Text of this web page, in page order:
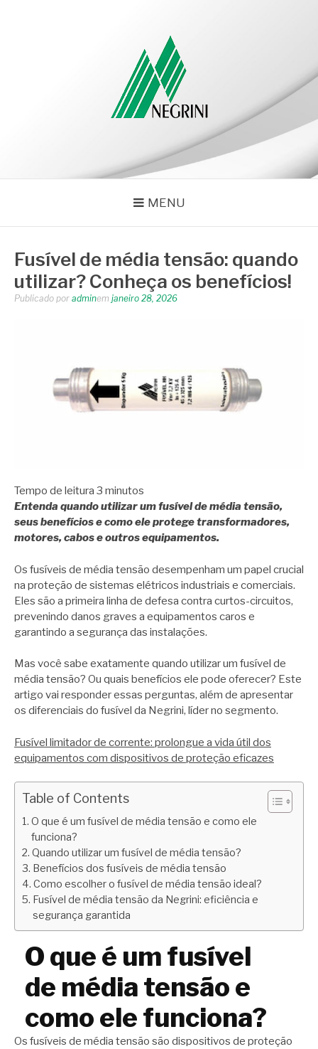
MENU
Fusível de média tensão: quando
utilizar? Conheça os benefícios!
Publicado por adminem janeiro 28, 2026
Tempo de leitura 3 minutos
Entenda quando utilizar um fusível de média tensão,
seus benefícios e como ele protege transformadores,
motores, cabos e outros equipamentos.
Os fusíveis de média tensão desempenham um papel crucial
na proteção de sistemas elétricos industriais e comerciais.
Eles são a primeira linha de defesa contra curtos-circuitos,
prevenindo danos graves a equipamentos caros e
garantindo a segurança das instalações.
Mas você sabe exatamente quando utilizar um fusível de
média tensão? Ou quais benefícios ele pode oferecer? Este
artigo vai responder essas perguntas, além de apresentar
os diferenciais do fusível da Negrini, líder no segmento.
Fusível limitador de corrente: prolongue a vida útil dos
equipamentos com dispositivos de proteção eficazes
Table of Contents
O que é um fusível de média tensão e como ele
funciona?
Quando utilizar um fusível de média tensão?
Benefícios dos fusíveis de média tensão
Como escolher o fusível de média tensão ideal?
Fusível de média tensão da Negrini: eficiência e
segurança garantida
O que é um fusível
de média tensão e
como ele funciona?
Os fusíveis de média tensão são dispositivos de proteção